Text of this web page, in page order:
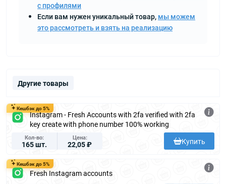
с профилями
Если вам нужен уникальный товар, мы можем
это рассмотреть и взять на реализацию
Другие товары
Кешбэк до 5%
Instagram - Fresh Accounts with 2fa verified with 2fa
key create with phone number 100% working
Кол-во
165 шт.
Цена
22,05 ₽ Купить
Кешбэк до 5%
Fresh Instagram accounts